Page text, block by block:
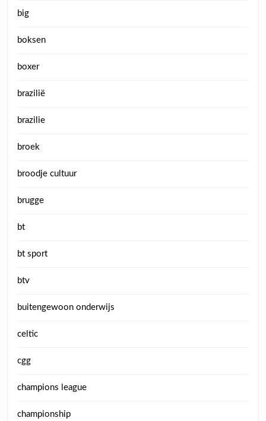
big
boksen
boxer
brazilië
brazilie
broek
broodje cultuur
brugge
bt
bt sport
btv
buitengewoon onderwijs
celtic
cgg
champions league
championship